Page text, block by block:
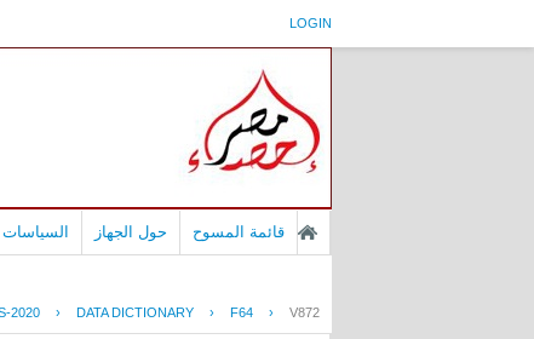
LOGIN
قائمة المسوح حول الجهاز السياسات
2020 › DATA DICTIONARY › F64 › V872